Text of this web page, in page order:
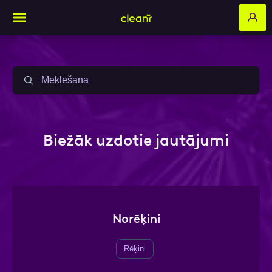
Biežāk uzdotie jautājumi
Norēķini
Rēķini
Aizpildi pieteikuma formu un mēs ar tevi
sazināsimies
Vārds, Uzvārds